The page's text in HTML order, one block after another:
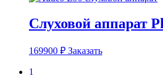
Слуховой аппарат
169900 ₽ Заказать
1